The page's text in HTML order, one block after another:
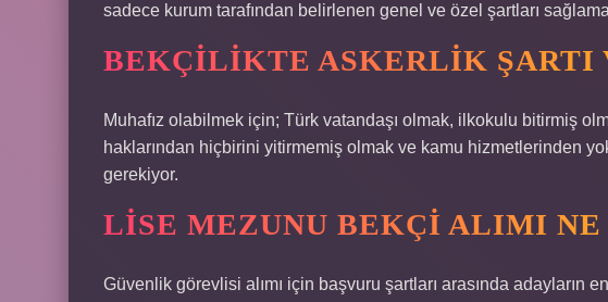
sadece kurum tarafından belirlenen genel ve özel şartları
BEKÇILIKTE ASKERLIK ŞARTI
Muhafız olabilmek için; Türk vatandaşı olmak, ilkokulu bitirmiş
haklarından hiçbirini yitirmemiş olmak ve kamu hizmetlerinden
gerekiyor.
LISE MEZUNU BEKÇI ALIMI NE
Güvenlik görevlisi alımı için başvuru şartları arasında adayların